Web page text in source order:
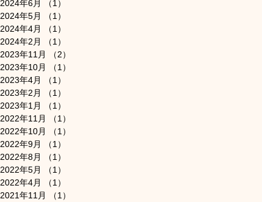
2024年6月
（1）
2024年5月
（1）
2024年4月
（1）
2024年2月
（1）
2023年11月
（2）
2023年10月
（1）
2023年4月
（1）
2023年2月
（1）
2023年1月
（1）
2022年11月
（1）
2022年10月
（1）
2022年9月
（1）
2022年8月
（1）
2022年5月
（1）
2022年4月
（1）
2021年11月
（1）